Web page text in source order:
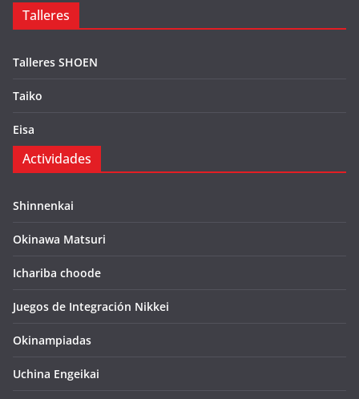
Talleres
Talleres SHOEN
Taiko
Eisa
Actividades
Shinnenkai
Okinawa Matsuri
Ichariba choode
Juegos de Integración Nikkei
Okinampiadas
Uchina Engeikai